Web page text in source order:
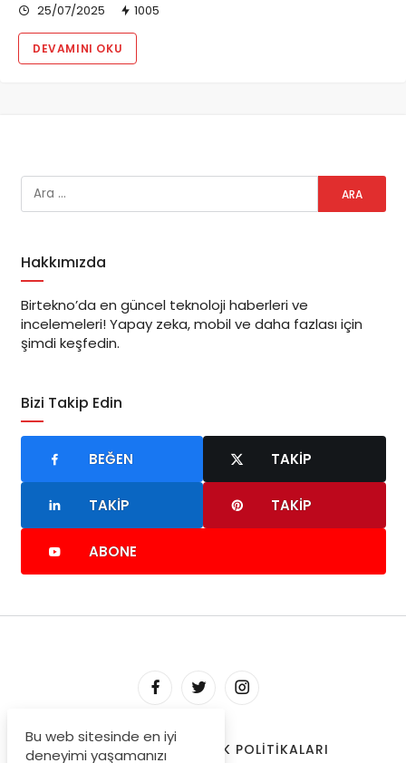
25/07/2025 1005
DEVAMINI OKU
Hakkımızda
Birtekno’da en güncel teknoloji haberleri ve
incelemeleri! Yapay zeka, mobil ve daha fazlası için
şimdi keşfedin.
Bizi Takip Edin
BEĞEN TAKIP
TAKIP TAKIP
ABONE
HAKKIMIZDA GIZLILIK POLITIKALARI
Bu web sitesinde en iyi
deneyimi yaşamanızı